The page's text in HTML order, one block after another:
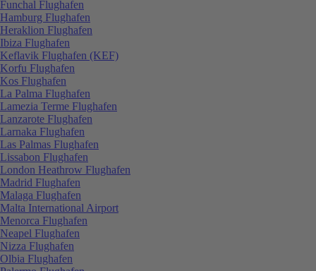
Funchal Flughafen
Hamburg Flughafen
Heraklion Flughafen
Ibiza Flughafen
Keflavik Flughafen (KEF)
Korfu Flughafen
Kos Flughafen
La Palma Flughafen
Lamezia Terme Flughafen
Lanzarote Flughafen
Larnaka Flughafen
Las Palmas Flughafen
Lissabon Flughafen
London Heathrow Flughafen
Madrid Flughafen
Malaga Flughafen
Malta International Airport
Menorca Flughafen
Neapel Flughafen
Nizza Flughafen
Olbia Flughafen